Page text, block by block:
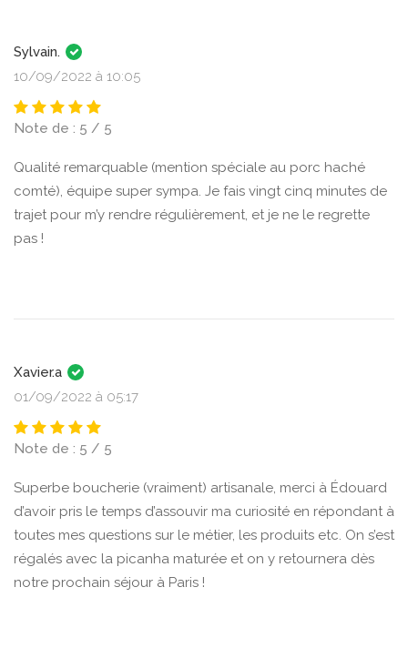
Sylvain.
10/09/2022 à 10:05
Note de : 5 / 5
Qualité remarquable (mention spéciale au porc haché
comté), équipe super sympa. Je fais vingt cinq minutes de
trajet pour m’y rendre régulièrement, et je ne le regrette
pas !
Xavier.a
01/09/2022 à 05:17
Note de : 5 / 5
Superbe boucherie (vraiment) artisanale, merci à Édouard
d’avoir pris le temps d’assouvir ma curiosité en répondant à
toutes mes questions sur le métier, les produits etc. On s’est
régalés avec la picanha maturée et on y retournera dès
notre prochain séjour à Paris !